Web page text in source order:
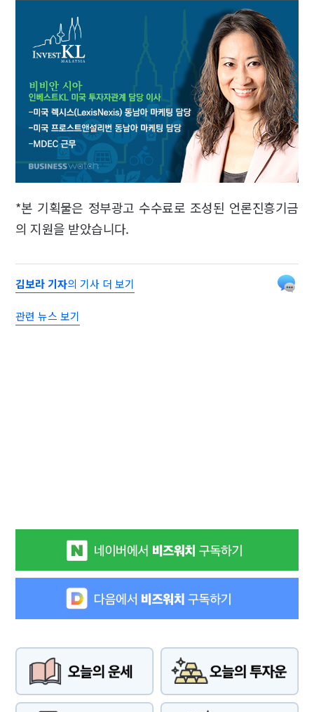
*본 기획물은 정부광고 수수료로 조성된 언론진흥기금
의 지원을 받았습니다.
김보라 기자의 기사 더 보기
관련 뉴스 보기